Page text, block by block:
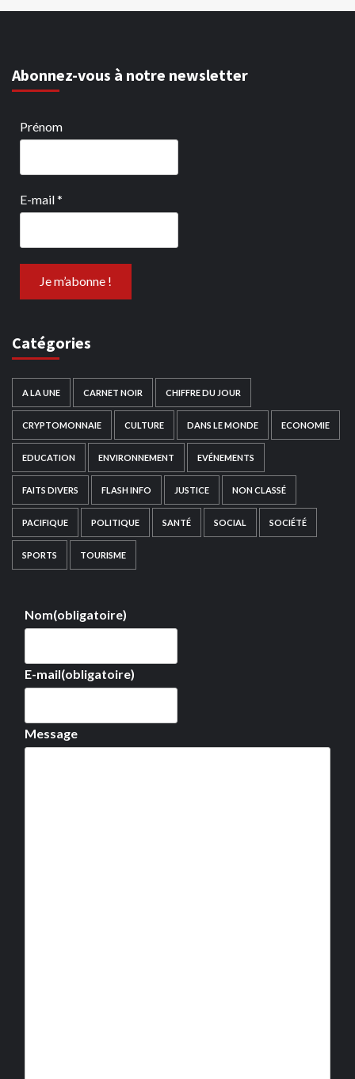
Abonnez-vous à notre newsletter
Prénom
E-mail*
Catégories
A LA UNE CARNET NOIR CHIFFRE DU JOUR
CRYPTOMONNAIE CULTURE DANS LE MONDE ECONOMIE
EDUCATION ENVIRONNEMENT EVÉNEMENTS
FAITS DIVERS FLASH INFO JUSTICE NON CLASSÉ
PACIFIQUE POLITIQUE SANTÉ SOCIAL SOCIÉTÉ
SPORTS TOURISME
Nom(obligatoire)
E-mail(obligatoire)
Message